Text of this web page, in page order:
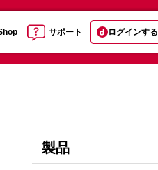
サポート ログインする
製品